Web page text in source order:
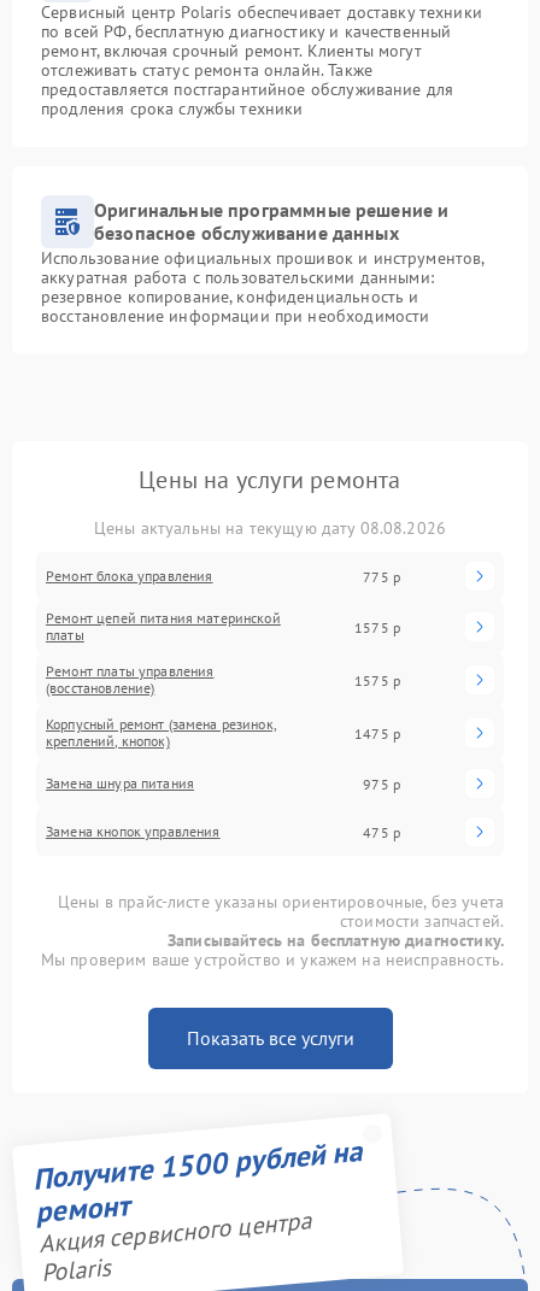
Сервисный центр Polaris обеспечивает доставку техники
по всей РФ, бесплатную диагностику и качественный
ремонт, включая срочный ремонт. Клиенты могут
отслеживать статус ремонта онлайн. Также
предоставляется постгарантийное обслуживание для
продления срока службы техники
Оригинальные программные решение и
безопасное обслуживание данных
Использование официальных прошивок и инструментов,
аккуратная работа с пользовательскими данными:
резервное копирование, конфиденциальность и
восстановление информации при необходимости
Цены на услуги ремонта
Цены актуальны на текущую дату 08.08.2026
Ремонт блока управления 775 р
Ремонт цепей питания материнской
платы
1575 р
Ремонт платы управления
(восстановление)
1575 р
Корпусный ремонт (замена резинок,
креплений, кнопок)
1475 р
Замена шнура питания 975 р
Замена кнопок управления 475 р
Цены в прайс-листе указаны ориентировочные, без учета
стоимости запчастей.
Записывайтесь на бесплатную диагностику.
Мы проверим ваше устройство и укажем на неисправность.
Показать все услуги
Получите 1500 рублей на
ремонт
Акция сервисного центра
Polaris